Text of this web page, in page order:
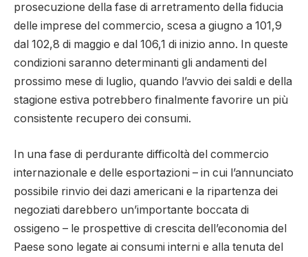
prosecuzione della fase di arretramento della fiducia
delle imprese del commercio, scesa a giugno a 101,9
dal 102,8 di maggio e dal 106,1 di inizio anno. In queste
condizioni saranno determinanti gli andamenti del
prossimo mese di luglio, quando l’avvio dei saldi e della
stagione estiva potrebbero finalmente favorire un più
consistente recupero dei consumi.
In una fase di perdurante difficoltà del commercio
internazionale e delle esportazioni – in cui l’annunciato
possibile rinvio dei dazi americani e la ripartenza dei
negoziati darebbero un’importante boccata di
ossigeno – le prospettive di crescita dell’economia del
Paese sono legate ai consumi interni e alla tenuta del